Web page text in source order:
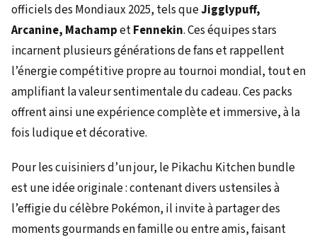
officiels des Mondiaux 2025, tels queJigglypuff,
Arcanine, MachampetFennekin. Ces équipes stars
incarnent plusieurs générations de fans et rappellent
l’énergie compétitive propre au tournoi mondial, tout en
amplifiant la valeur sentimentale du cadeau. Ces packs
offrent ainsi une expérience complète et immersive, à la
fois ludique et décorative.
Pour les cuisiniers d’un jour, le Pikachu Kitchen bundle
est une idée originale : contenant divers ustensiles à
l’effigie du célèbre Pokémon, il invite à partager des
moments gourmands en famille ou entre amis, faisant